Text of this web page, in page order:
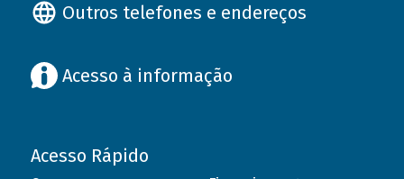
Outros telefones e endereços
Acesso à informação
Acesso Rápido